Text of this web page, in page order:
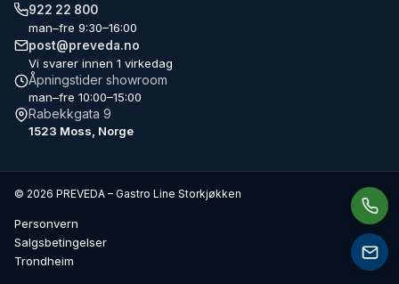
922 22 800
man–fre 9:30–16:00
post@preveda.no
Vi svarer innen 1 virkedag
Åpningstider showroom
man–fre 10:00–15:00
Rabekkgata 9
1523 Moss, Norge
© 2026 PREVEDA – Gastro Line Storkjøkken
Personvern
Salgsbetingelser
Trondheim